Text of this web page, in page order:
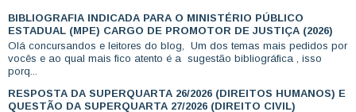
BIBLIOGRAFIA INDICADA PARA O MINISTÉRIO PÚBLICO
ESTADUAL (MPE) CARGO DE PROMOTOR DE JUSTIÇA (2026)
Olá concursandos e leitores do blog, Um dos temas mais pedidos por
vocês e ao qual mais fico atento é a sugestão bibliográfica , isso
porq...
RESPOSTA DA SUPERQUARTA 26/2026 (DIREITOS HUMANOS) E
QUESTÃO DA SUPERQUARTA 27/2026 (DIREITO CIVIL)